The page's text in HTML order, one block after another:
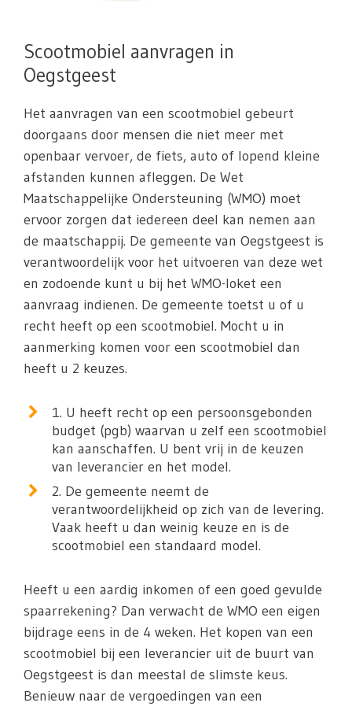
Scootmobiel aanvragen in
Oegstgeest
Het aanvragen van een scootmobiel gebeurt
doorgaans door mensen die niet meer met
openbaar vervoer, de fiets, auto of lopend kleine
afstanden kunnen afleggen. De Wet
Maatschappelijke Ondersteuning (WMO) moet
ervoor zorgen dat iedereen deel kan nemen aan
de maatschappij. De gemeente van Oegstgeest is
verantwoordelijk voor het uitvoeren van deze wet
en zodoende kunt u bij het WMO-loket een
aanvraag indienen. De gemeente toetst u of u
recht heeft op een scootmobiel. Mocht u in
aanmerking komen voor een scootmobiel dan
heeft u 2 keuzes.
1. U heeft recht op een persoonsgebonden
budget (pgb) waarvan u zelf een scootmobiel
kan aanschaffen. U bent vrij in de keuzen
van leverancier en het model.
2. De gemeente neemt de
verantwoordelijkheid op zich van de levering.
Vaak heeft u dan weinig keuze en is de
scootmobiel een standaard model.
Heeft u een aardig inkomen of een goed gevulde
spaarrekening? Dan verwacht de WMO een eigen
bijdrage eens in de 4 weken. Het kopen van een
scootmobiel bij een leverancier uit de buurt van
Oegstgeest is dan meestal de slimste keus.
Benieuw naar de vergoedingen van een